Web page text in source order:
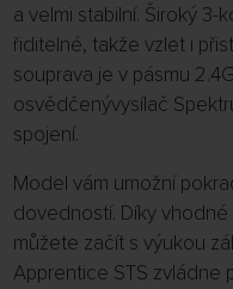
a velmi stabilní. Široký
řiditelné, takže vzlet i
souprava je v pásmu
osvědčenývysílač
spojení.
Model vám umožní
dovedností. Díky
můžete začít s výukou
Apprentice STS zvládne